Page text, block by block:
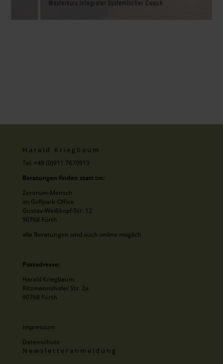
Harald Kriegbaum
Tel. +49 (0)911 7670913
Beratungen finden statt im:
Zentrum-Mensch
im Golfpark-Office
Gustav-Weißkopf-Str. 12
90768 Fürth
alle Beratungen sind auch online möglich
Postadresse:
Harald Kriegbaum
Ritzmannshofer Str. 2a
90768 Fürth
Impressum
Datenschutz
Newsletteranmeldung